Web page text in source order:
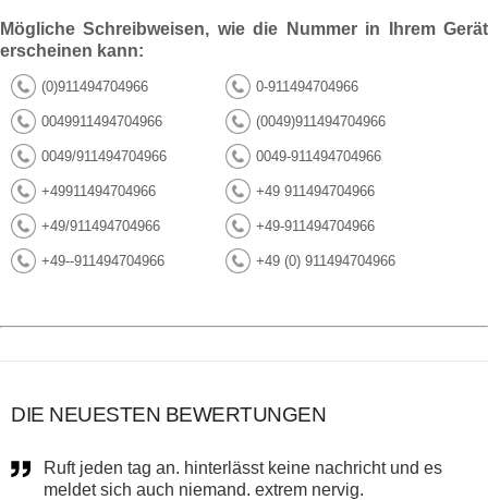
Mögliche Schreibweisen, wie die Nummer in Ihrem Gerät
erscheinen kann:
(0)911494704966 0-911494704966
0049911494704966 (0049)911494704966
0049/911494704966 0049-911494704966
+49911494704966 +49 911494704966
+49/911494704966 +49-911494704966
+49--911494704966 +49 (0) 911494704966
DIE NEUESTEN BEWERTUNGEN
Ruft jeden tag an. hinterlässt keine nachricht und es
meldet sich auch niemand. extrem nervig.